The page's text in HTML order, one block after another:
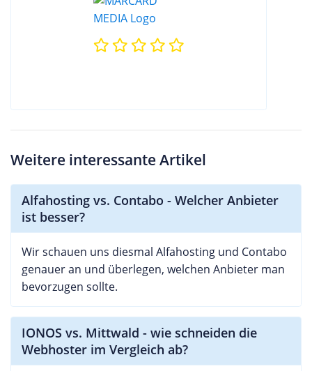
Weitere interessante Artikel
Alfahosting vs. Contabo - Welcher Anbieter
ist besser?
Wir schauen uns diesmal Alfahosting und Contabo
genauer an und überlegen, welchen Anbieter man
bevorzugen sollte.
IONOS vs. Mittwald - wie schneiden die
Webhoster im Vergleich ab?